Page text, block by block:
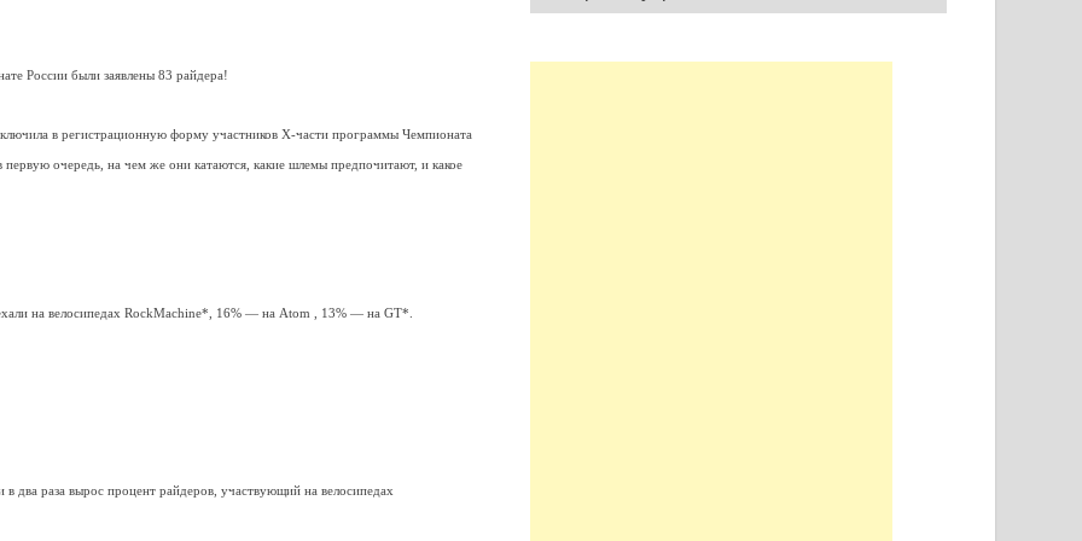
России были заявлены 83 райдера!
в регистрационную форму участников Х-части программы Чемпионата
очередь, на чем же они катаются, какие шлемы предпочитают, и какое
на велосипедах RockMachine*, 16% — на Atom , 13% — на GT*.
в два раза вырос процент райдеров, участвующий на велосипедах